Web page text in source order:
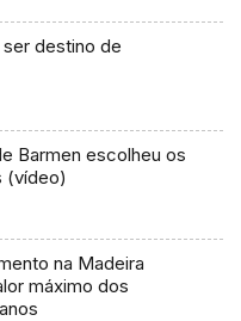
destino de
Barmen escolheu os
(vídeo)
na Madeira
máximo dos